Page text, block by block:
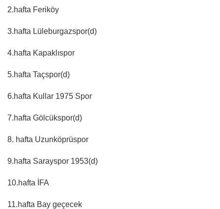
2.hafta Feriköy
3.hafta Lüleburgazspor(d)
4.hafta Kapaklıspor
5.hafta Taçspor(d)
6.hafta Kullar 1975 Spor
7.hafta Gölcükspor(d)
8. hafta Uzunköprüspor
9.hafta Sarayspor 1953(d)
10.hafta İFA
11.hafta Bay geçecek